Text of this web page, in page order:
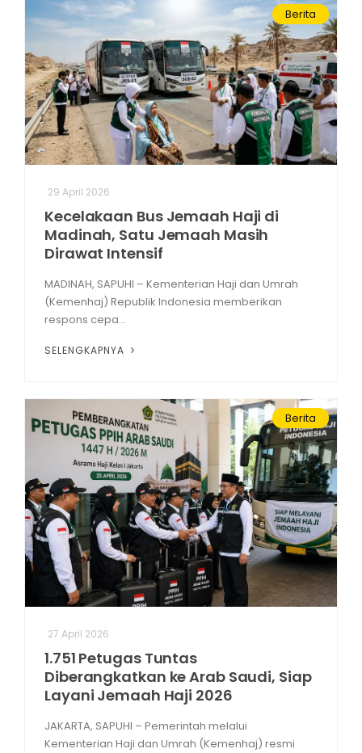
Berita
29 April 2026
Kecelakaan Bus Jemaah Haji di
Madinah, Satu Jemaah Masih
Dirawat Intensif
MADINAH, SAPUHI – Kementerian Haji dan Umrah
(Kemenhaj) Republik Indonesia memberikan
respons cepa...
SELENGKAPNYA
Berita
27 April 2026
1.751 Petugas Tuntas
Diberangkatkan ke Arab Saudi, Siap
Layani Jemaah Haji 2026
JAKARTA, SAPUHI – Pemerintah melalui
Kementerian Haji dan Umrah (Kemenhaj) resmi